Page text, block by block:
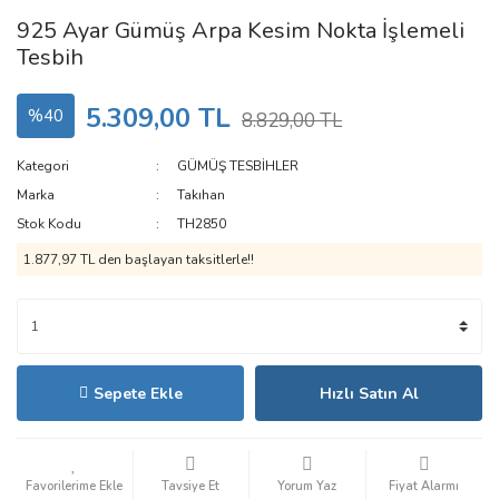
925 Ayar Gümüş Arpa Kesim Nokta İşlemeli
Tesbih
%40 5.309,00 TL 8.829,00 TL
Kategori
GÜMÜŞ TESBİHLER
Marka
Takıhan
Stok Kodu
TH2850
1.877,97 TL den başlayan taksitlerle!!
Sepete Ekle Hızlı Satın Al
Tavsiye Et Yorum Yaz Fiyat Alarmı